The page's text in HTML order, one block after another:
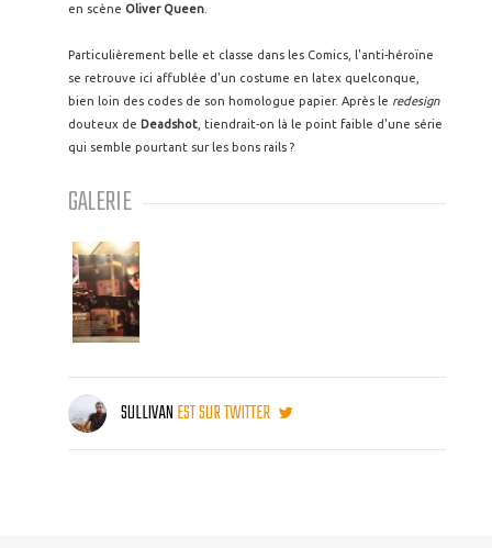
en scène Oliver Queen
Particulièrement belle et classe dans les Comics, l'anti-héroïne
se retrouve ici affublée d'un costume en latex quelconque,
bien loin des codes de son homologue papier. Après le redesign
douteux de Deadshot , tiendrait-on là le point faible d'une série
qui semble pourtant sur les bons rails ?
GALERIE
SULLIVANEST SUR TWITTER